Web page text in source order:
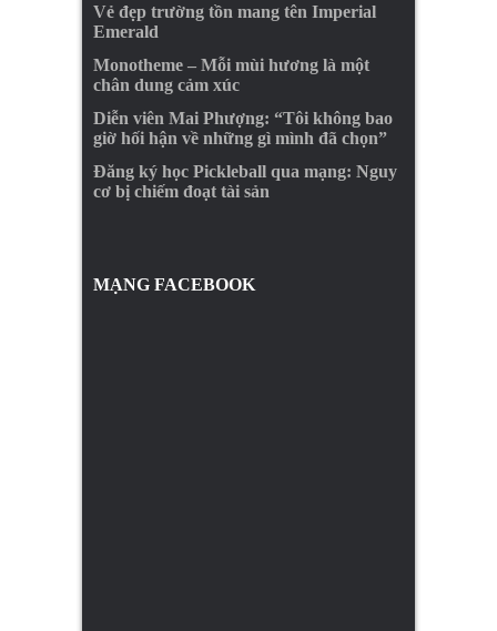
Vẻ đẹp trường tồn mang tên Imperial
Emerald
Monotheme – Mỗi mùi hương là một
chân dung cảm xúc
Diễn viên Mai Phượng: “Tôi không bao
giờ hối hận về những gì mình đã chọn”
Đăng ký học Pickleball qua mạng: Nguy
cơ bị chiếm đoạt tài sản
MẠNG FACEBOOK